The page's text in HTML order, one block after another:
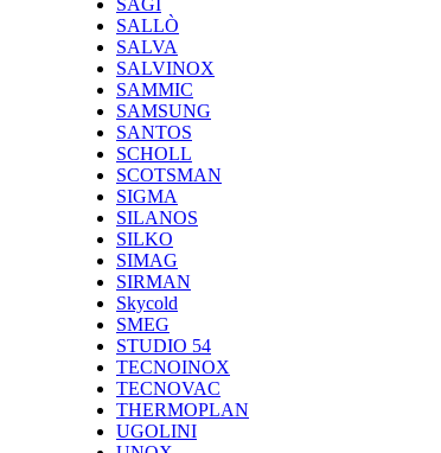
SALLÒ
SALVA
SALVINOX
SAMMIC
SAMSUNG
SANTOS
SCHOLL
SCOTSMAN
SIGMA
SILANOS
SILKO
SIMAG
SIRMAN
Skycold
SMEG
STUDIO 54
TECNOINOX
TECNOVAC
THERMOPLAN
UGOLINI